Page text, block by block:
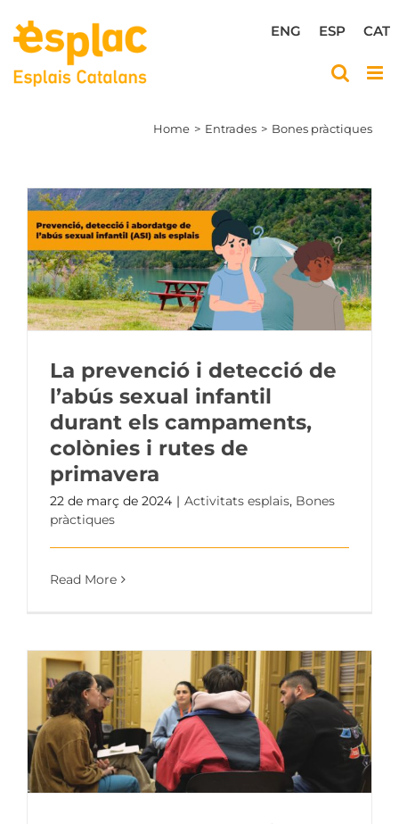
content
CAT
ESP
ENG
Home Entrades Bones pràctiques
La prevenció i detecció de
l’abús sexual infantil
durant els campaments,
colònies i rutes de
primavera
22 de març de 2024 | Activitats esplais, Bones
pràctiques
Read More